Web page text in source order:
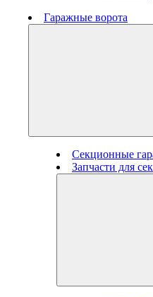
Гаражные ворота
Секционные
Запчасти для